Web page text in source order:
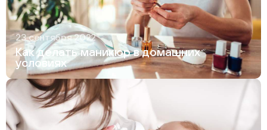
23 сентября 2022
Как делать маникюр в домашних
условиях